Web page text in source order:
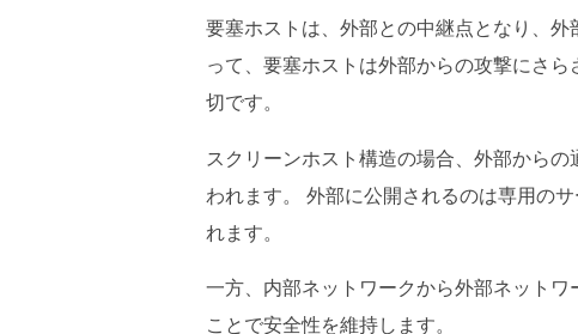
要塞ホストは、外部との中継点となり、
って、要塞ホストは外部からの攻撃にさ
切です。
スクリーンホスト構造の場合、外部から
われます。 外部に公開されるのは専用の
れます。
一方、内部ネットワークから外部ネット
ことで安全性を維持します。